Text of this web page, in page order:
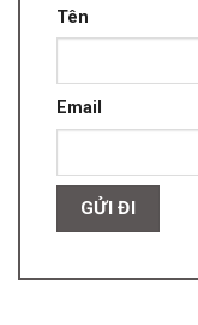
Tên
Email